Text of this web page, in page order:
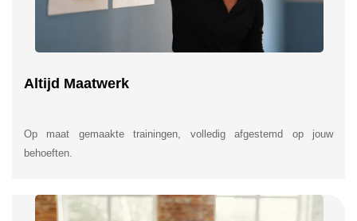
Altijd Maatwerk
Op maat gemaakte trainingen, volledig afgestemd op jouw
behoeften.